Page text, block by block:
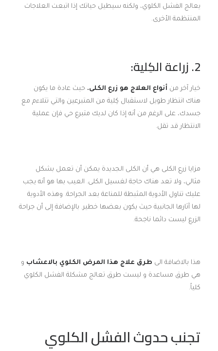
يعالج الفشل الكلوي، ولكنه سيطيل حياتك إذا اتبعت العلاجات
المنتظمة الأخرى.
2. زراعة الكِلية:
خيار آخر من أنواع العلاج هو زرع الكلى. حيث عادة ما يكون
هناك انتظار طويل لاستقبال كِلية من المتبرعين والتي تتلاءم مع
جسدك، على الرغم من أنه إذا كان لديك متبرع حي فإن عملية
الانتظار قد تقل.
مزايا زرع الكلى هي أن الكلى الجديدة يمكن أن تعمل بشكل
مثالي، ولا تعد هناك حاجة لغسيل الكلى. العيب بها هو أنه يجب
عليك تناول الأدوية المثبطة للمناعة بعد الجراحة. وهذه الأدوية
لها آثارها الجانبية حيث يكون بعضها خطير. بالإضافة إلى أن جراحة
الزرع ليست دائما ناجحة.
هذا بالاضافة الى طرق علاج هذا المرض الكلوي بالاعشاب و
هي طرق مساعدة و ليست طرق تعالج مشكلة الفشل الكلوي
كلياً.
تجنب حدوث الفشل الكلوي